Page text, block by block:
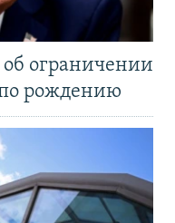
ограничении
рождению